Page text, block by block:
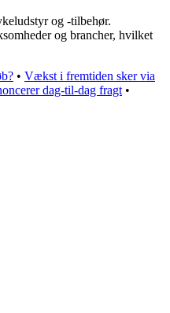
og -tilbehør.
og brancher, hvilket
• Vækst i fremtiden sker via
dag-til-dag fragt •